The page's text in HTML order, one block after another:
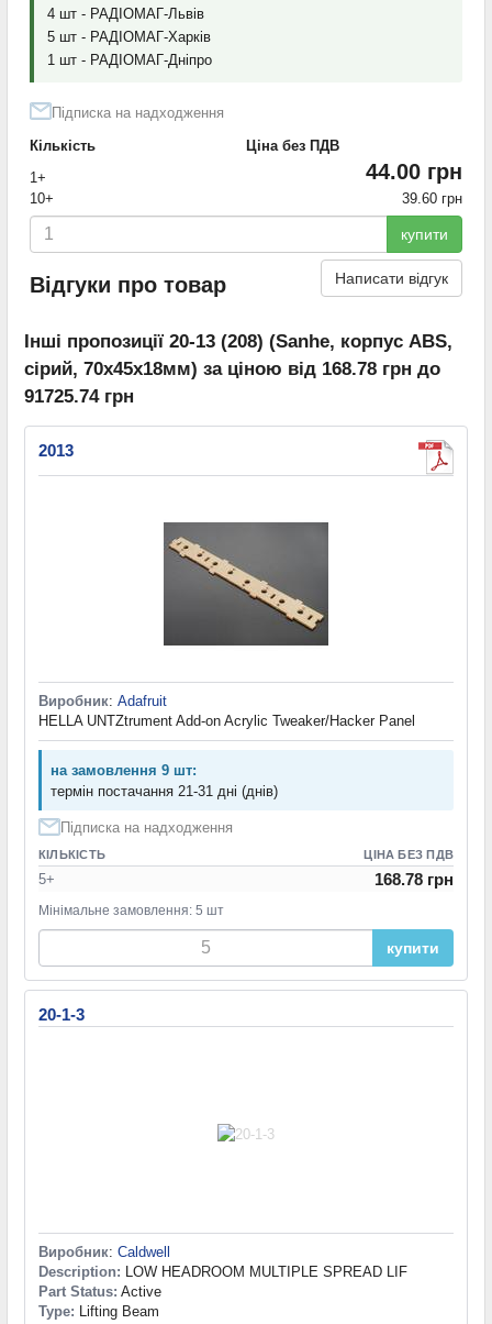
4 шт - РАДІОМАГ-Львів
5 шт - РАДІОМАГ-Харків
1 шт - РАДІОМАГ-Дніпро
Підписка на надходження
Кількість
Ціна без ПДВ
1+
44.00 грн
10+ 39.60 грн
купити
Відгуки про товар Написати відгук
Інші пропозиції 20-13 (208) (Sanhe, корпус ABS,
сірий, 70х45х18мм) за ціною від 168.78 грн до
91725.74 грн
2013
Виробник: Adafruit
HELLA UNTZtrument Add-on Acrylic Tweaker/Hacker Panel
на замовлення 9 шт:
термін постачання 21-31 дні (днів)
Підписка на надходження
КІЛЬКІСТЬ ЦІНА БЕЗ ПДВ
5+ 168.78 грн
Мінімальне замовлення: 5 шт
купити
20-1-3
Виробник: Caldwell
Description: LOW HEADROOM MULTIPLE SPREAD LIF
Part Status: Active
Type: Lifting Beam